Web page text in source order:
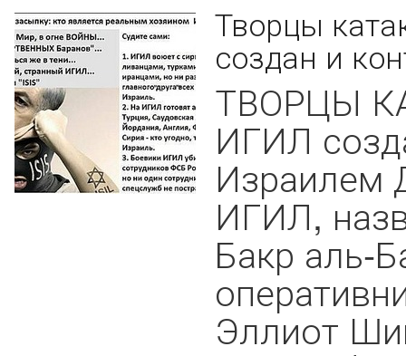
Творцы
создан и
ТВОРЦЫ
ИГИЛ
Израилем
ИГИЛ,
Бакр аль-
Эллиот